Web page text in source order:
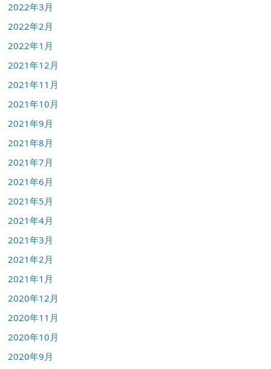
2022年3月
2022年2月
2022年1月
2021年12月
2021年11月
2021年10月
2021年9月
2021年8月
2021年7月
2021年6月
2021年5月
2021年4月
2021年3月
2021年2月
2021年1月
2020年12月
2020年11月
2020年10月
2020年9月